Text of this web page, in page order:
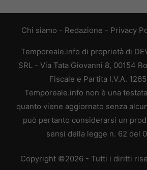
Chi siamo - Redazione - Privacy
Temporeale.info di proprietà di
SRL - Via Tata Giovanni 8, 00154
Fiscale e Partita I.V.A.
Temporeale.info non è una
quanto viene aggiornato senza
può pertanto considerarsi un
sensi della legge n. 62 del
Copyright ©2026 - Tutti i diritti